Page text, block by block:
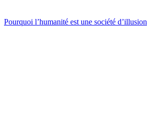
Pourquoi l’humanité est une société d’illusion